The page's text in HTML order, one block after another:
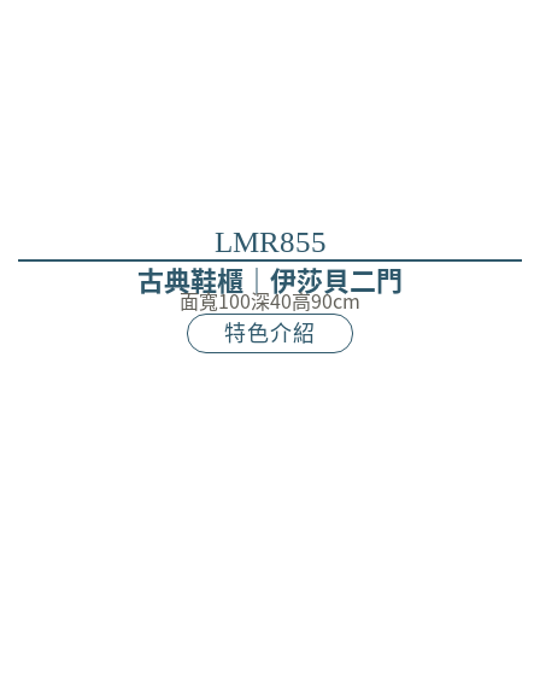
LMR855
古典鞋櫃｜伊莎貝二門
面寬100深40高90cm
特色介紹